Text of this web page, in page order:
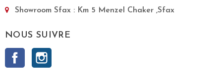
Showroom Sfax : Km 5 Menzel Chaker ,Sfax
NOUS SUIVRE
Facebook